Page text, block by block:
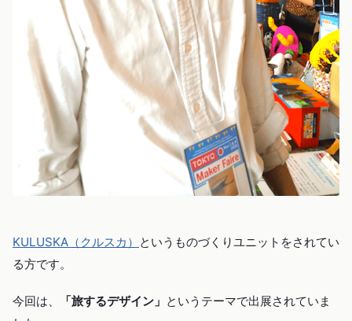
KULUSKA（クルスカ） というものづくりユニットをされてい
る方です。
今回は、 「旅するデザイン」 というテーマで出展されていま